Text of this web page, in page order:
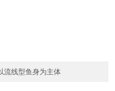
流线型鱼身为主体